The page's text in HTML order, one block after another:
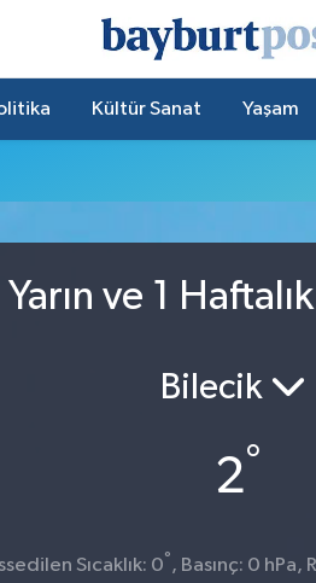
Kültür Sanat Yaşam
ve 1
Bilecik
2°
Sıcaklık: 0° , Basınç: 0